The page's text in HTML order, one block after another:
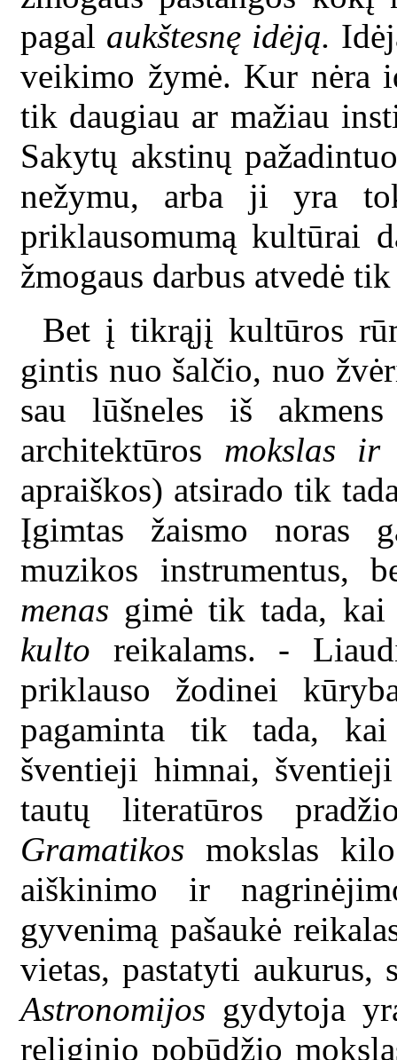
pagal aukštesnę idėją.
veikimo žymė. Kur nėra
tik daugiau ar mažiau
Sakytų akstinų
nežymu, arba ji yra
priklausomumą kultūrai
žmogaus darbus atvedė
Bet į tikrąjį kultūros
gintis nuo šalčio, nuo
sau lūšneles iš
architektūros mokslas ir
apraiškos) atsirado tik
Įgimtas žaismo noras
muzikos instrumentus,
menas gimė tik tada, kai
kulto reikalams. -
priklauso žodinei
pagaminta tik tada,
šventieji himnai,
tautų literatūros
Gramatikos mokslas
aiškinimo ir
gyvenimą pašaukė
vietas, pastatyti aukurus,
Astronomijos gydytoja
religinio pobūdžio